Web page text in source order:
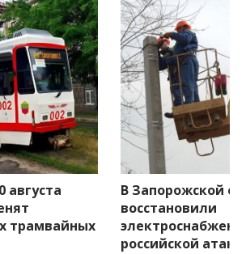
августа
трамвайных
В Запорожской
восстановили
российской атаки